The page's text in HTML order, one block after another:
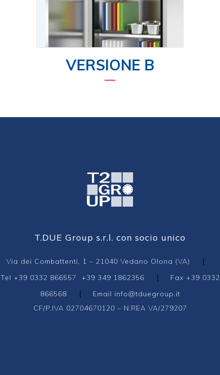
VERSIONE B
T.DUE Group s.r.l. con socio unico
Via dei Combattenti, 1 – 21040 Vedano Olona (VA) |
Tel +39 0332 866557 +39 349 1862356 |
Fax +39 0332
866568
| Email info@tduegroup.it
CF/P.IVA 02704670120 – N.REA VA/279207